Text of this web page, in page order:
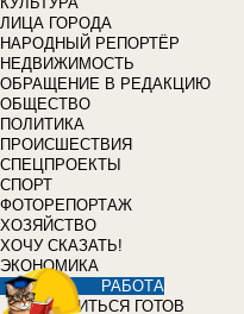
ЛИЦА ГОРОДА
НАРОДНЫЙ РЕПОРТЁР
НЕДВИЖИМОСТЬ
ОБРАЩЕНИЕ В РЕДАКЦИЮ
ОБЩЕСТВО
ПОЛИТИКА
ПРОИСШЕСТВИЯ
СПЕЦПРОЕКТЫ
СПОРТ
ФОТОРЕПОРТАЖ
ХОЗЯЙСТВО
ХОЧУ СКАЗАТЬ!
ЭКОНОМИКА
РАБОТА
УЧИТЬСЯ ГОТОВ